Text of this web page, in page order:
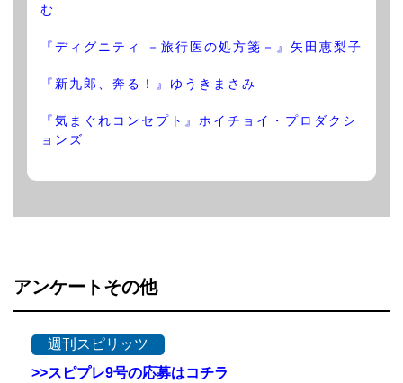
む
『ディグニティ －旅行医の処方箋－』矢田恵梨子
『新九郎、奔る！』ゆうきまさみ
『気まぐれコンセプト』ホイチョイ・プロダクシ
ョンズ
アンケートその他
週刊スピリッツ
>>スピプレ9号の応募はコチラ